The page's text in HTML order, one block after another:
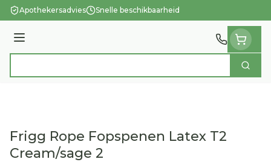
Ga naar de inhoud
Apothekersadvies Snelle beschikbaarheid
Menu
Zoek
Frigg Rope Fopspenen Latex T2
Cream/sage 2